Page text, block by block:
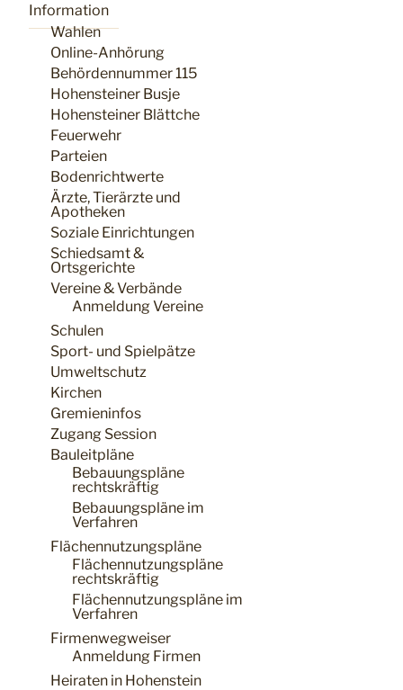
Information
Wahlen
Online-Anhörung
Behördennummer 115
Hohensteiner Busje
Hohensteiner Blättche
Feuerwehr
Parteien
Bodenrichtwerte
Ärzte, Tierärzte und
Apotheken
Soziale Einrichtungen
Schiedsamt &
Ortsgerichte
Vereine & Verbände
Anmeldung Vereine
Schulen
Sport- und Spielpätze
Umweltschutz
Kirchen
Gremieninfos
Zugang Session
Bauleitpläne
Bebauungspläne
rechtskräftig
Bebauungspläne im
Verfahren
Flächennutzungspläne
Flächennutzungspläne
rechtskräftig
Flächennutzungspläne im
Verfahren
Firmenwegweiser
Anmeldung Firmen
Heiraten in Hohenstein